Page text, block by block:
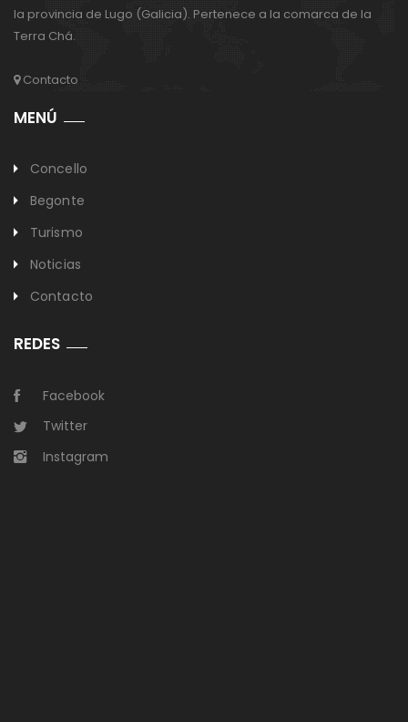
la provincia de Lugo (Galicia). Pertenece a la comarca de la
Terra Chá.
Contacto
MENÚ
Concello
Begonte
Turismo
Noticias
Contacto
REDES
Facebook
Twitter
Instagram